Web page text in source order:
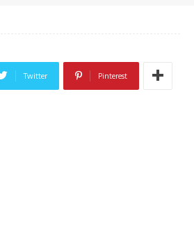
Twitter Pinterest